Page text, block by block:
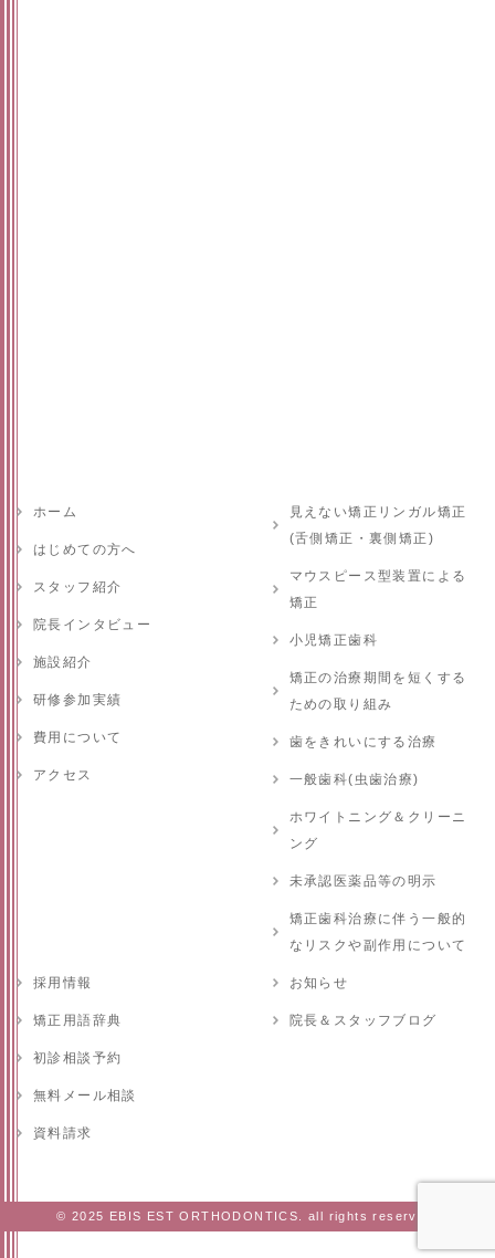
ホーム
はじめての方へ
スタッフ紹介
院長インタビュー
施設紹介
研修参加実績
費用について
アクセス
見えない矯正リンガル矯正
(舌側矯正・裏側矯正)
マウスピース型装置による
矯正
小児矯正歯科
矯正の治療期間を短くする
ための取り組み
歯をきれいにする治療
一般歯科(虫歯治療)
ホワイトニング＆クリーニ
ング
未承認医薬品等の明示
矯正歯科治療に伴う一般的
なリスクや副作用について
採用情報
矯正用語辞典
初診相談予約
無料メール相談
資料請求
お知らせ
院長＆スタッフブログ
© 2025 EBIS EST ORTHODONTICS. all rights reserved.